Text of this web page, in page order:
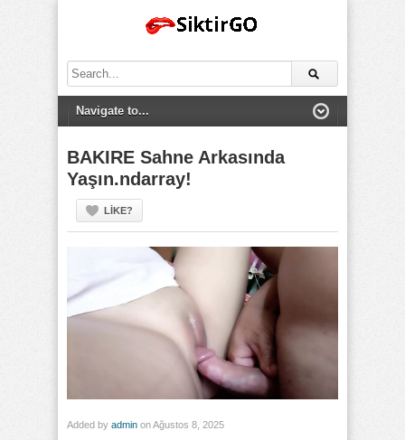
Search
for:
BAKIRE Sahne Arkasında
Yaşın.ndarray!
LIKE?
Added by admin on Ağustos 8, 2025